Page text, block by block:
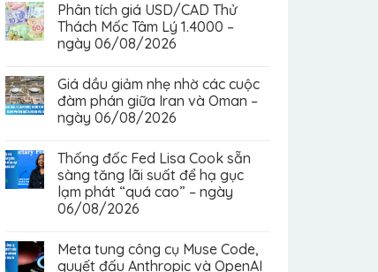
Phân tích giá USD/CAD Thử
Thách Mốc Tâm Lý 1.4000 –
ngày 06/08/2026
Giá dầu giảm nhẹ nhờ các cuộc
đàm phán giữa Iran và Oman –
ngày 06/08/2026
Thống đốc Fed Lisa Cook sẵn
sàng tăng lãi suất để hạ gục
lạm phát “quá cao” – ngày
06/08/2026
Meta tung công cụ Muse Code,
quyết đấu Anthropic và OpenAI